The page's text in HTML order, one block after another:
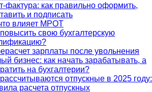
фактура: как правильно оформить,
и подписать
влияет МРОТ
свою бухгалтерскую
зарплаты после увольнения
бизнес: как начать зарабатывать, а
на бухгалтерии?
отпускные в 2025 году:
расчета отпускных